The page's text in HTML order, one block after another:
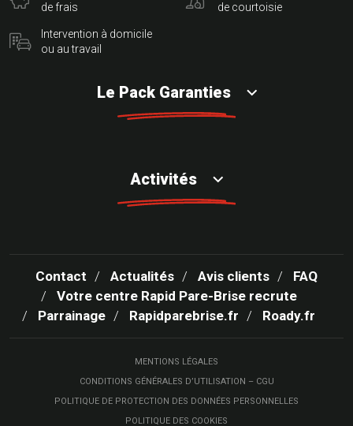
de frais
Intervention à domicile
ou au travail
de courtoisie
Le Pack Garanties
Activités
Contact Actualités Avis clients
FAQ
Votre centre Rapid Pare-Brise recrute
Parrainage
Rapidparebrise.fr Roady.fr
MENTIONS LÉGALES
CONDITIONS GÉNÉRALES D’UTILISATION – CGU
POLITIQUE DE PROTECTION DES DONNÉES PERSONNELLES
POLITIQUE DES COOKIES